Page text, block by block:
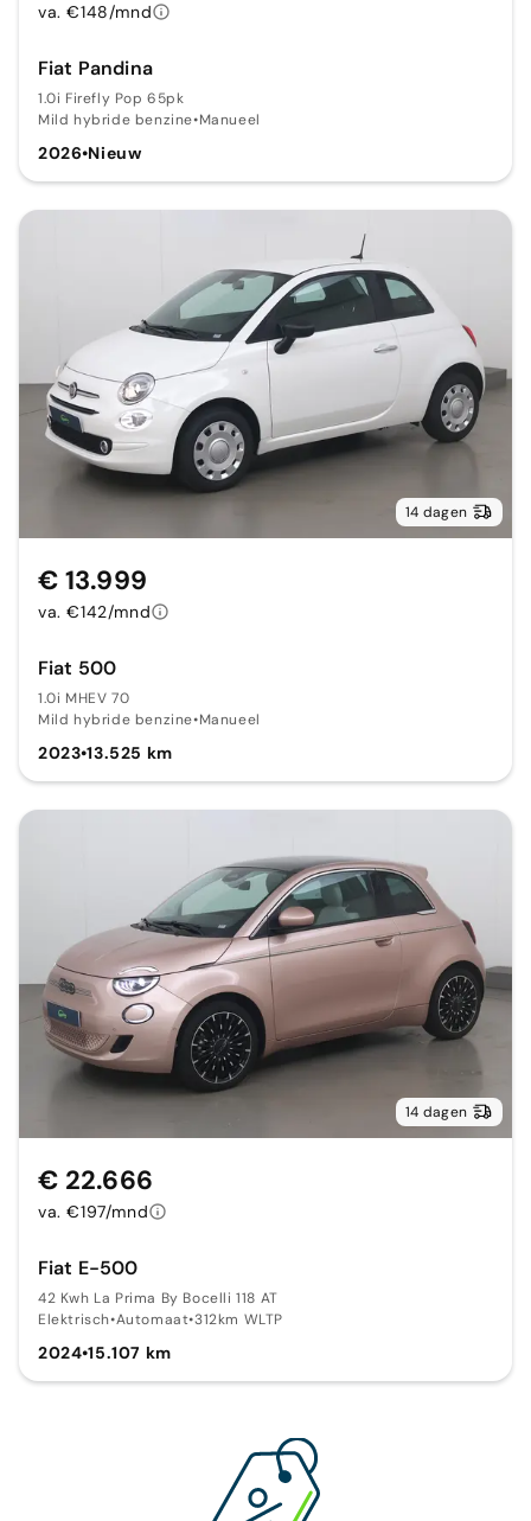
Fiat Pandina
1.0i Firefly Pop 65pk
Mild hybride benzine•Manueel
2026•Nieuw
va. €148/mnd
14 dagen
Fiat 500
1.0i MHEV 70
Mild hybride benzine•Manueel
2023•13.525 km
€ 13.999
va. €142/mnd
14 dagen
Fiat E-500
42 Kwh La Prima By Bocelli 118 AT
Elektrisch•Automaat•312km WLTP
2024•15.107 km
€ 22.666
va. €197/mnd